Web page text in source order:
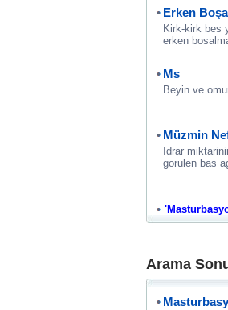
Erken
Kirk-kirk bes
erken
Ms
Beyin ve
Müzmin
Idrar
gorulen bas
Arama